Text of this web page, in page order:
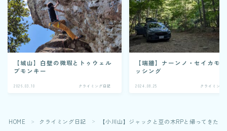
【城山】白壁の微瑕とトゥウェル
ブモンキー
2026.03.10 クライミング日記
【瑞牆】ナーンノ・セイカモ
ッシング
2024.08.25 クライミング
HOME ＞ クライミング日記 ＞ 【小川山】ジャックと豆の木RPと帰ってきた開